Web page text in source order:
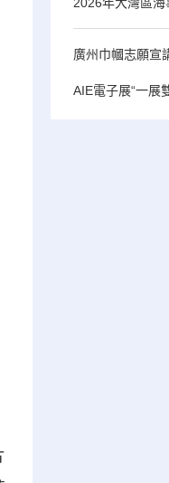
2026年大灣區海
廣州巾幗志願宣
AIE電子展“一展